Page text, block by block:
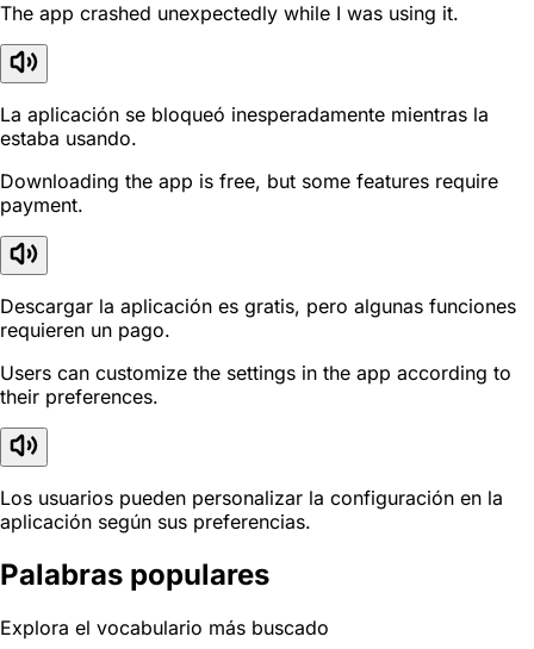
The app crashed unexpectedly while I was using it.
La aplicación se bloqueó inesperadamente mientras la
estaba usando.
Downloading the app is free, but some features require
payment.
Descargar la aplicación es gratis, pero algunas funciones
requieren un pago.
Users can customize the settings in the app according to
their preferences.
Los usuarios pueden personalizar la configuración en la
aplicación según sus preferencias.
Palabras populares
Explora el vocabulario más buscado